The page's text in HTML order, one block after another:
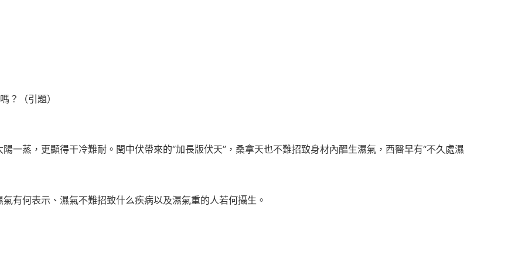
（引題）
蒸，更顯得干冷難耐。閏中伏帶來的“加長版伏天”，桑拿天也不難招致身材內醞生濕氣，西醫早有“不久處濕
何表示、濕氣不難招致什么疾病以及濕氣重的人若何攝生。